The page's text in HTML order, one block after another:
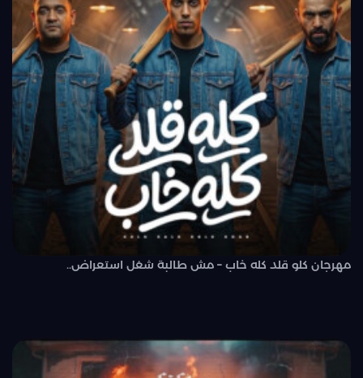
مهرجان كلو قلد كله خاب – مش طالبة شغل استعراض..